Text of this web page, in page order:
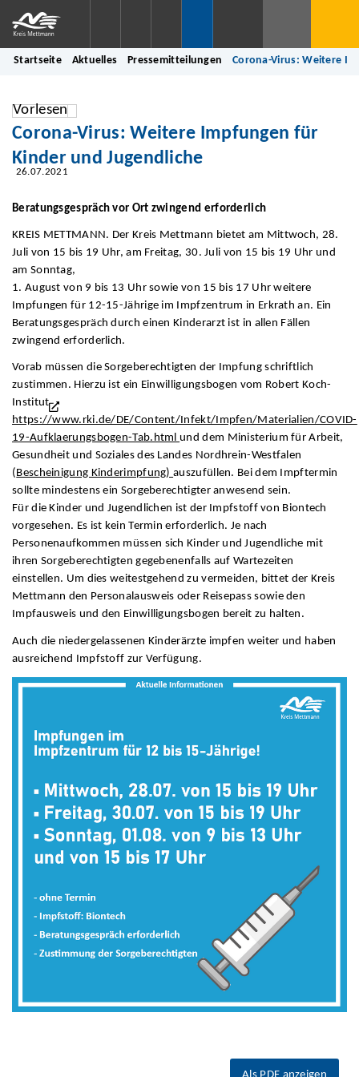
Startseite Aktuelles Pressemitteilungen Corona-Virus: Weitere
Vorlesen
Corona-Virus: Weitere Impfungen für
Kinder und Jugendliche
26.07.2021
Beratungsgespräch vor Ort zwingend erforderlich
KREIS METTMANN. Der Kreis Mettmann bietet am Mittwoch, 28.
Juli von 15 bis 19 Uhr, am Freitag, 30. Juli von 15 bis 19 Uhr und
am Sonntag,
1. August von 9 bis 13 Uhr sowie von 15 bis 17 Uhr weitere
Impfungen für 12-15-Jährige im Impfzentrum in Erkrath an. Ein
Beratungsgespräch durch einen Kinderarzt ist in allen Fällen
zwingend erforderlich.
Vorab müssen die Sorgeberechtigten der Impfung schriftlich
zustimmen. Hierzu ist ein Einwilligungsbogen vom Robert Koch-
Institut
https://www.rki.de/DE/Content/Infekt/Impfen/Materialien/COVID-
19-Aufklaerungsbogen-Tab.html und dem Ministerium für Arbeit,
Gesundheit und Soziales des Landes Nordhrein-Westfalen
(Bescheinigung Kinderimpfung)auszufüllen. Bei dem Impftermin
sollte mindestens ein Sorgeberechtigter anwesend sein.
Für die Kinder und Jugendlichen ist der Impfstoff von Biontech
vorgesehen. Es ist kein Termin erforderlich. Je nach
Personenaufkommen müssen sich Kinder und Jugendliche mit
ihren Sorgeberechtigten gegebenenfalls auf Wartezeiten
einstellen. Um dies weitestgehend zu vermeiden, bittet der Kreis
Mettmann den Personalausweis oder Reisepass sowie den
Impfausweis und den Einwilligungsbogen bereit zu halten.
Auch die niedergelassenen Kinderärzte impfen weiter und haben
ausreichend Impfstoff zur Verfügung.